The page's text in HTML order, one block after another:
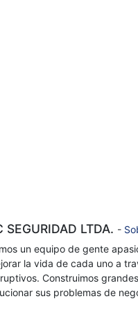
SEGURIDAD LTDA. -
un equipo de gente
la vida de cada uno a
Construimos
sus problemas de